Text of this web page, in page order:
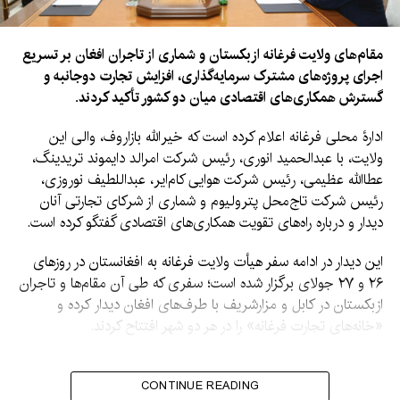
مقام‌های ولایت فرغانه ازبکستان و شماری از تاجران افغان بر تسریع
اجرای پروژه‌های مشترک سرمایه‌گذاری، افزایش تجارت دوجانبه و
گسترش همکاری‌های اقتصادی میان دو کشور تأکید کردند.
ادارۀ محلی فرغانه اعلام کرده است که خیرالله بازاروف، والی این
ولایت، با عبدالحمید انوری، رئیس شرکت امرالد دایموند تریدینگ،
عطاالله عظیمی، رئیس شرکت هوایی کام‌ایر، عبداللطیف نوروزی،
رئیس شرکت تاج‌محل پترولیوم و شماری از شرکای تجارتی آنان
دیدار و درباره راه‌های تقویت همکاری‌های اقتصادی گفتگو کرده است.
این دیدار در ادامه سفر هیأت ولایت فرغانه به افغانستان در روزهای
۲۶ و ۲۷ جولای برگزار شده است؛ سفری که طی آن مقام‌ها و تاجران
ازبکستان در کابل و مزارشریف با طرف‌های افغان دیدار کرده و
«خانه‌های تجارت فرغانه» را در هر دو شهر افتتاح کردند.
بر اساس اعلامیه اداره محلی
CONTINUE READING